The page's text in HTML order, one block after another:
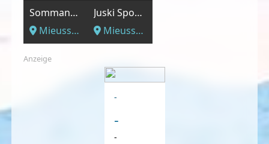
Sommand Sport
Mieussy, Savoyen
Juski Sports
Mieussy, Savoyen
Anzeige
-
-
-